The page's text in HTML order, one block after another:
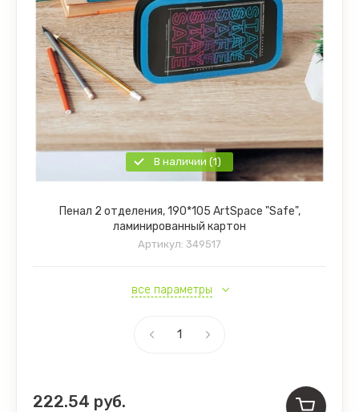
В наличии (1)
Пенал 2 отделения, 190*105 ArtSpace "Safe",
ламинированный картон
Артикул: 349517
все параметры
222.54 руб.